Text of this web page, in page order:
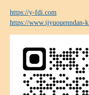
https://y-fdi.com
https://www.ijyuouenndan-